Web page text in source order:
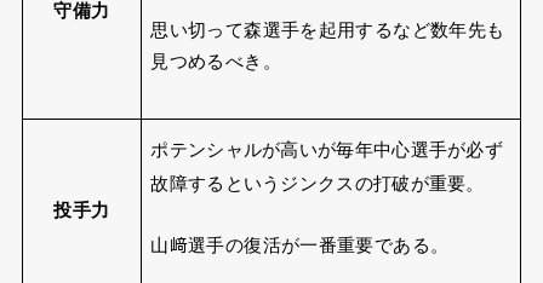
守備力
思い切って森選手を起用するなど数年先も
見つめるべき。
投手力
ポテンシャルが高いが毎年中心選手が必ず
故障するというジンクスの打破が重要。
山﨑選手の復活が一番重要である。